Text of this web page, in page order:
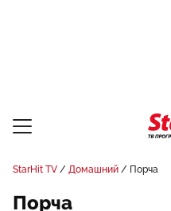
StarHit TV Домашний Порча
Порча